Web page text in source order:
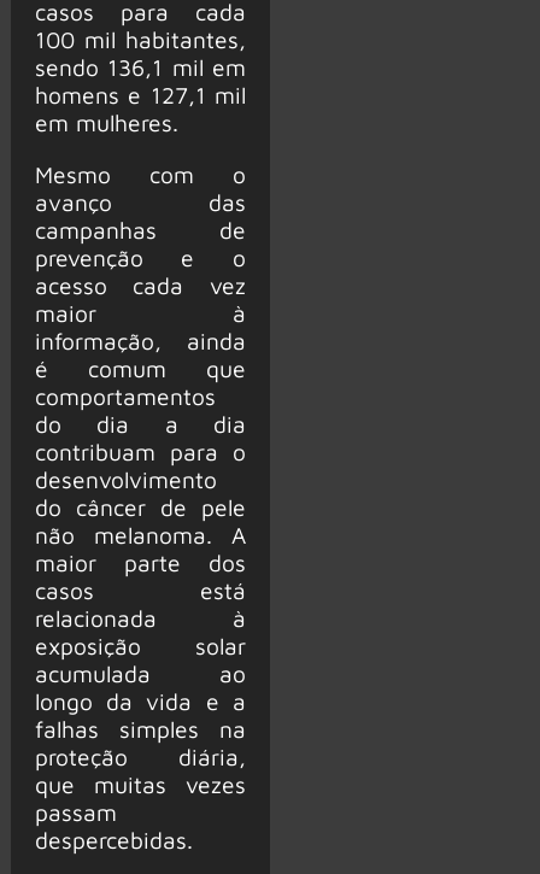
casos para cada
100 mil habitantes,
sendo 136,1 mil em
homens e 127,1 mil
em mulheres.
Mesmo com o
avanço das
campanhas de
prevenção e o
acesso cada vez
maior à
informação, ainda
é comum que
comportamentos
do dia a dia
contribuam para o
desenvolvimento
do câncer de pele
não melanoma. A
maior parte dos
casos está
relacionada à
exposição solar
acumulada ao
longo da vida e a
falhas simples na
proteção diária,
que muitas vezes
passam
despercebidas.